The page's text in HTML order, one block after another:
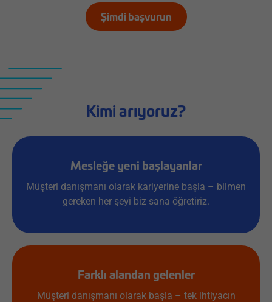
Şimdi başvurun
Kimi arıyoruz?
Mesleğe yeni başlayanlar
Müşteri danışmanı olarak kariyerine başla – bilmen
gereken her şeyi biz sana öğretiriz.
Farklı alandan gelenler
Müşteri danışmanı olarak başla – tek ihtiyacın